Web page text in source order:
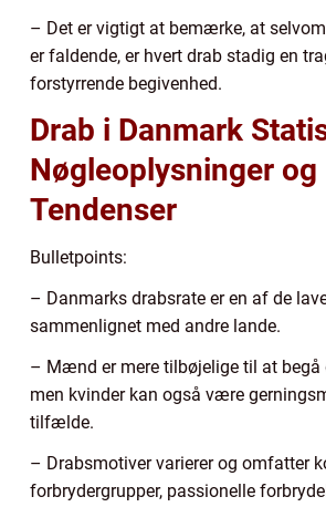
– Det er vigtigt at bemærke, at
er faldende, er hvert drab stadig en
forstyrrende begivenhed.
Drab i Danmark
Nøgleoplysninger og
Tendenser
Bulletpoints:
– Danmarks drabsrate er en af de
sammenlignet med andre lande.
– Mænd er mere tilbøjelige til at begå
men kvinder kan også være
tilfælde.
– Drabsmotiver varierer og omfatter
forbrydergrupper, passionelle